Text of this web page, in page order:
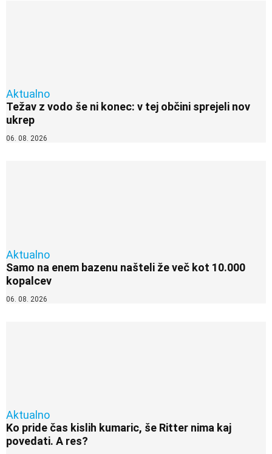
Aktualno
Težav z vodo še ni konec: v tej občini sprejeli nov
ukrep
06. 08. 2026
Aktualno
Samo na enem bazenu našteli že več kot 10.000
kopalcev
06. 08. 2026
Aktualno
Ko pride čas kislih kumaric, še Ritter nima kaj
povedati. A res?